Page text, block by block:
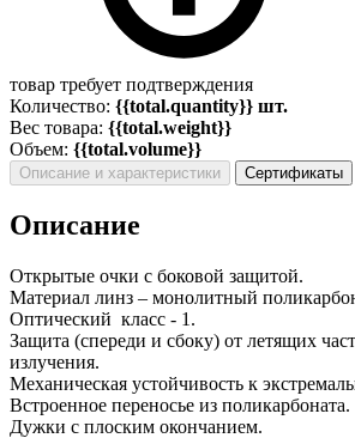
товар требует подтверждения
Количество: {{total.quantity}} шт.
Вес товара: {{total.weight}}
Объем: {{total.volume}}
Описание и характеристики Сертификаты
Описание
Открытые очки с боковой защитой.
Материал линз – монолитный
Оптический класс - 1.
Защита (спереди и сбоку) от летящих
излучения.
Механическая устойчивость к
Встроенное переносье из поликарбоната.
Дужки с плоским окончанием.